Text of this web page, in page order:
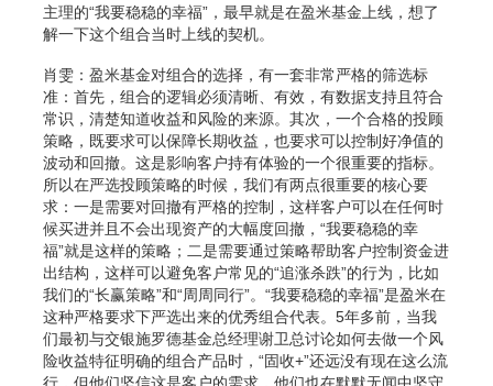
主理的“我要稳稳的幸福”，最早就是在盈米基金上线，想了
解一下这个组合当时上线的契机。
肖雯：盈米基金对组合的选择，有一套非常严格的筛选标
准：首先，组合的逻辑必须清晰、有效，有数据支持且符合
常识，清楚知道收益和风险的来源。其次，一个合格的投顾
策略，既要求可以保障长期收益，也要求可以控制好净值的
波动和回撤。这是影响客户持有体验的一个很重要的指标。
所以在严选投顾策略的时候，我们有两点很重要的核心要
求：一是需要对回撤有严格的控制，这样客户可以在任何时
候买进并且不会出现资产的大幅度回撤，“我要稳稳的幸
福”就是这样的策略；二是需要通过策略帮助客户控制资金进
出结构，这样可以避免客户常见的“追涨杀跌”的行为，比如
我们的“长赢策略”和“周周同行”。“我要稳稳的幸福”是盈米在
这种严格要求下严选出来的优秀组合代表。5年多前，当我
们最初与交银施罗德基金总经理谢卫总讨论如何去做一个风
险收益特征明确的组合产品时，“固收+”还远没有现在这么流
行，但他们坚信这是客户的需求，他们也在默默无闻中坚守